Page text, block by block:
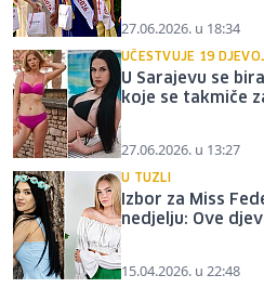
27.06.2026. u 18:34
UČESTVUJE 19
U Sarajevu se
koje se takmiče
27.06.2026. u 13:27
U TUZLI
Izbor za Miss
nedjelju: Ove
15.04.2026. u 22:48